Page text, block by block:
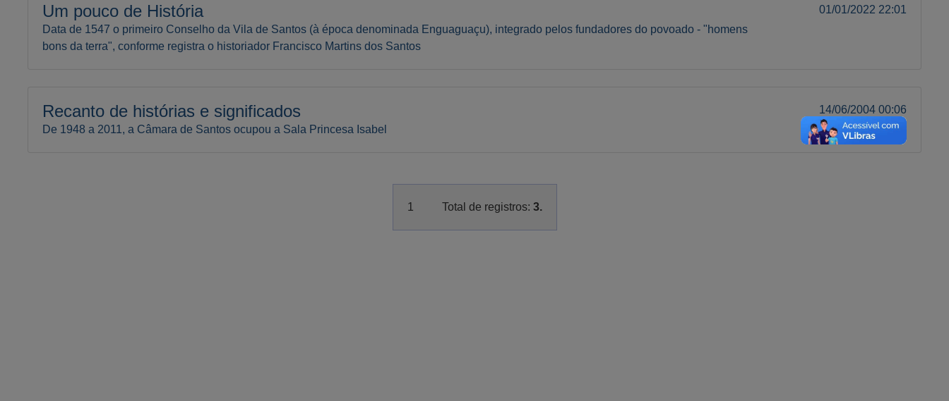
Um pouco de História
Data de 1547 o primeiro Conselho da Vila de Santos (à época denominada Enguaguaçu), integrado pelos fundadores do povoado - "homens
bons da terra", conforme registra o historiador Francisco Martins dos Santos
01/01/2022 22:01
Recanto de histórias e significados
De 1948 a 2011, a Câmara de Santos ocupou a Sala Princesa Isabel
14/06/2004 00:06
1 Total de registros: 3.